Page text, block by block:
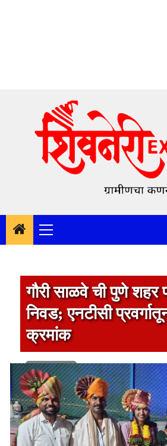
content
Primary
Menu
गौरी साळवे ची पुणे शहर
निवड; एनटीसी
क्रमांक
1 min read